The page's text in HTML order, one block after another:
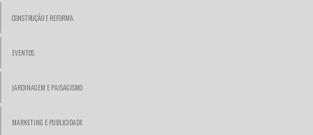
CONSTRUÇÃO E REFORMA
EVENTOS
JARDINAGEM E PAISAGISMO
MARKETING E PUBLICIDADE